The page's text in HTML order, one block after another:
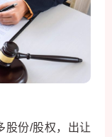
股份/股权，出让